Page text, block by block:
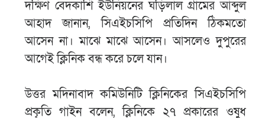
দক্ষিণ বেদকাশি ইউনিয়নের ঘড়িলাল গ্রামের আব্দুল
আহাদ জানান, সিএইচসিপি প্রতিদিন ঠিকমতো
আসেন না। মাঝে মাঝে আসেন। আসলেও দুপুরের
আগেই ক্লিনিক বন্ধ করে চলে যান।
উত্তর মদিনাবাদ কমিউনিটি ক্লিনিকের সিএইচসিপি
প্রকৃতি গাইন বলেন, ক্লিনিকে ২৭ প্রকারের ওষুধ